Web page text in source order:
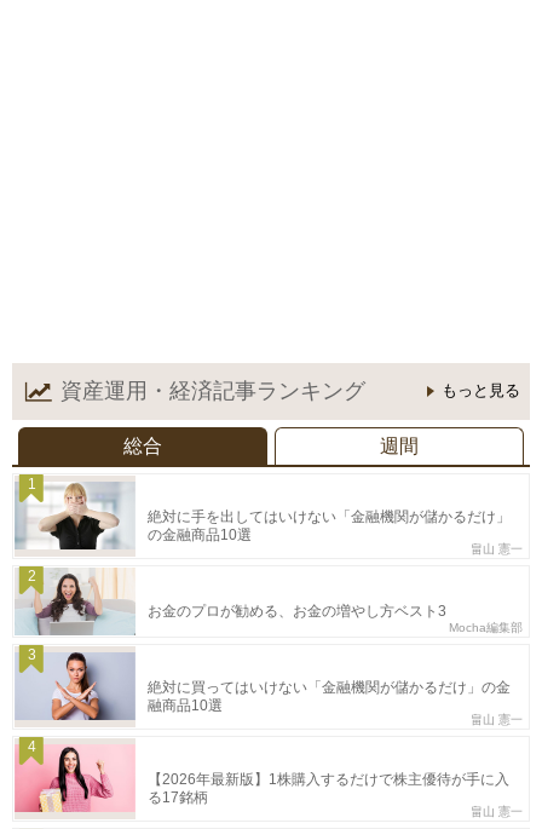
資産運用・経済記事ランキング もっと見る
総合 週間
1
絶対に手を出してはいけない「金融機関が儲かるだけ」
の金融商品10選
畠山 憲一
2
お金のプロが勧める、お金の増やし方ベスト3
Mocha編集部
3
絶対に買ってはいけない「金融機関が儲かるだけ」の金
融商品10選
畠山 憲一
4
【2026年最新版】1株購入するだけで株主優待が手に入
る17銘柄
畠山 憲一